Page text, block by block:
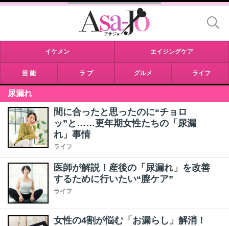
イケメン エイジングケア
芸 能 ラ ブ グルメ ライフ
尿漏れ
間に合ったと思ったのに“チョロ
ッ”と……更年期女性たちの「尿漏
れ」事情
ライフ
医師が解説！産後の「尿漏れ」を改善
するために行いたい“膣ケア”
ライフ
女性の4割が悩む「お漏らし」解消！